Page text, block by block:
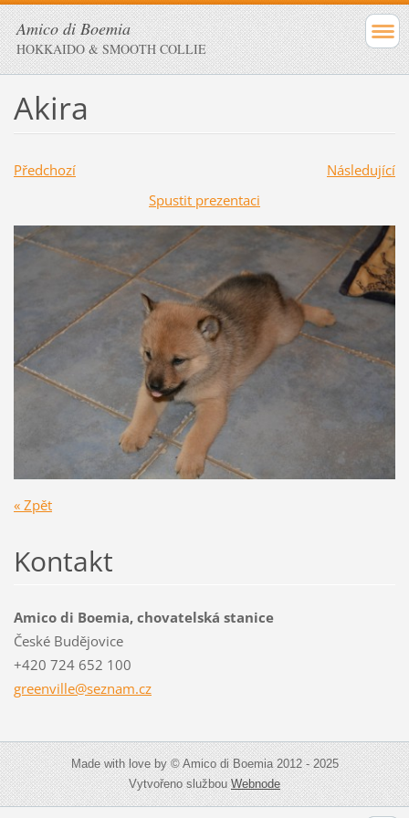
Amico di Boemia
HOKKAIDO & SMOOTH COLLIE
Akira
Předchozí
Následující
Spustit prezentaci
« Zpět
Kontakt
Amico di Boemia, chovatelská stanice
České Budějovice
+420 724 652 100
greenville@seznam.cz
Made with love by © Amico di Boemia 2012 - 2025
Vytvořeno službouWebnode